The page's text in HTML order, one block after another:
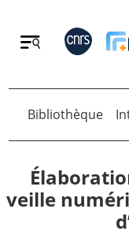
Retour
Retour
Bibliothèque
veille